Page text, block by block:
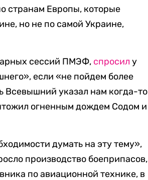
странам Европы, которые
но не по самой Украине,
сессий ПМЭФ, спросил у
если «не пойдем более
Всевышний указал нам когда-то
огненным дождем Содом и
думать на эту тему»,
производство боеприпасов,
по авиационной технике, в